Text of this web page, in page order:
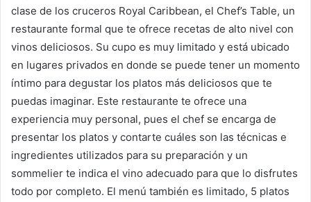
clase de los cruceros Royal Caribbean, el Chef’s Table, un
restaurante formal que te ofrece recetas de alto nivel con
vinos deliciosos. Su cupo es muy limitado y está ubicado
en lugares privados en donde se puede tener un momento
íntimo para degustar los platos más deliciosos que te
puedas imaginar. Este restaurante te ofrece una
experiencia muy personal, pues el chef se encarga de
presentar los platos y contarte cuáles son las técnicas e
ingredientes utilizados para su preparación y un
sommelier te indica el vino adecuado para que lo disfrutes
todo por completo. El menú también es limitado, 5 platos